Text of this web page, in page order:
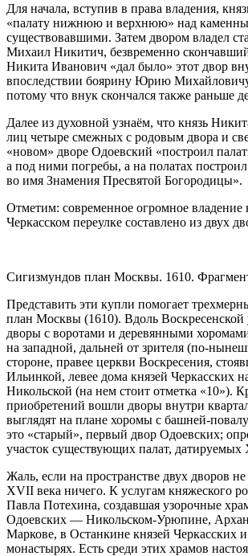
Для начала, вступив в права владения,
«палату нижнюю и верхнюю» над
существовавшими. Затем двором владел
Михаил Никитич, безвременно
Никита Иванович «дал было» этот двор
впоследствии боярину Юрию
потому что внук скончался также раньше
Далее из духовной узнаём, что князь
лиц четыре смежных с родовым двора и
«новом» дворе Одоевский «построил
а под ними погребы, а на полатах
во имя Знамения Пресвятой Богородицы».
Отметим: современное огромное
Черкасском переулке составлено из двух
Сигизмундов план Москвы. 1610.
Представить эти купли помогает
план Москвы (1610). Вдоль
дворы с воротами и деревянными
на западной, дальней от зрителя (по-
стороне, правее церкви Воскресения,
Ильинкой, левее дома князей Черкасских
Никольской (на нем стоит отметка «10»).
приобретений вошли дворы внутри
выглядят на плане хоромы с башней-
это «старый», первый двор Одоевских;
участок существующих палат, датируемых
Жаль, если на пространстве двух дворов
XVII века ничего. К услугам княжеского
Павла Потехина, создавшая узорочные
Одоевских — Никольском-Урюпине,
Маркове, в Останкине князей Черкасских
монастырях. Есть среди этих храмов